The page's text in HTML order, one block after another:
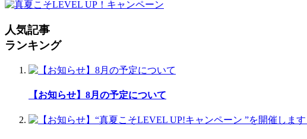
人気記事
ランキング
【お知らせ】8月の予定について